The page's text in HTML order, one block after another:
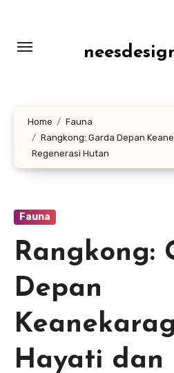
konten
Home
Fauna
Rangkong: Garda Depan
Regenerasi Hutan
Fauna
Rangkong:
Depan
Hayati dan